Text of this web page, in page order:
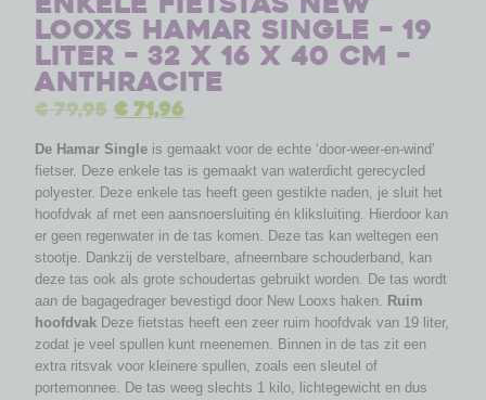
Looxs Hamar Single – 19
liter – 32 x 16 x 40 cm –
Anthracite
€79,95 €71,96
De Hamar Single is gemaakt voor de echte ‘door-weer-en-wind’
fietser. Deze enkele tas is gemaakt van waterdicht gerecycled
polyester. Deze enkele tas heeft geen gestikte naden, je sluit het
hoofdvak af met een aansnoersluiting én kliksluiting. Hierdoor kan
er geen regenwater in de tas komen. Deze tas kan weltegen een
stootje. Dankzij de verstelbare, afneembare schouderband, kan
deze tas ook als grote schoudertas gebruikt worden. De tas wordt
aan de bagagedrager bevestigd door New Looxs haken. Ruim
hoofdvak Deze fietstas heeft een zeer ruim hoofdvak van 19 liter,
zodat je veel spullen kunt meenemen. Binnen in de tas zit een
extra ritsvak voor kleinere spullen, zoals een sleutel of
portemonnee. De tas weeg slechts 1 kilo, lichtegewicht en dus